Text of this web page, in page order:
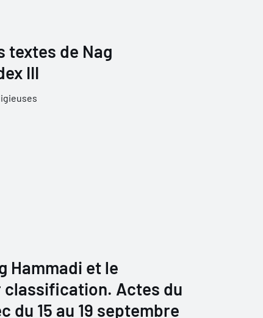
textes de Nag
III
Hammadi et le
classification. Actes du
du 15 au 19 septembre